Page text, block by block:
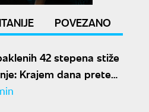
POVEZANO
42 stepena stiže
Krajem dana prete
Čubrilo otkrio kada